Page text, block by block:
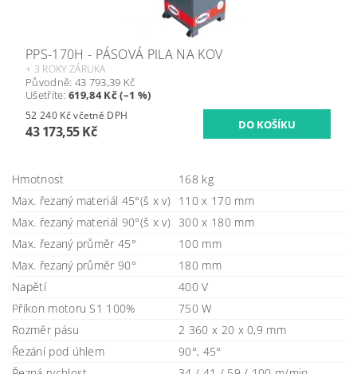
PPS-170H - PÁSOVÁ PILA NA KOV
+ 3 ROKY ZÁRUKA
Původně: 43 793,39 Kč
Ušetříte:619,84 Kč (–1 %)
52 240 Kč včetně DPH
43 173,55 Kč
Hmotnost
168 kg
Max. řezaný materiál 45°(š x v) 110 x 170 mm
Max. řezaný materiál 90°(š x v) 300 x 180 mm
Max. řezaný průměr 45°
100 mm
Max. řezaný průměr 90°
180 mm
Napětí
400 V
Příkon motoru S1 100%
750 W
Rozměr pásu
2 360 x 20 x 0,9 mm
Řezání pod úhlem
90°, 45°